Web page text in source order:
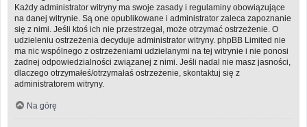
Każdy administrator witryny ma swoje zasady i regulaminy obowiązujące
na danej witrynie. Są one opublikowane i administrator zaleca zapoznanie
się z nimi. Jeśli ktoś ich nie przestrzegał, może otrzymać ostrzeżenie. O
udzieleniu ostrzeżenia decyduje administrator witryny. phpBB Limited nie
ma nic wspólnego z ostrzeżeniami udzielanymi na tej witrynie i nie ponosi
żadnej odpowiedzialności związanej z nimi. Jeśli nadal nie masz jasności,
dlaczego otrzymałeś/otrzymałaś ostrzeżenie, skontaktuj się z
administratorem witryny.
Na górę